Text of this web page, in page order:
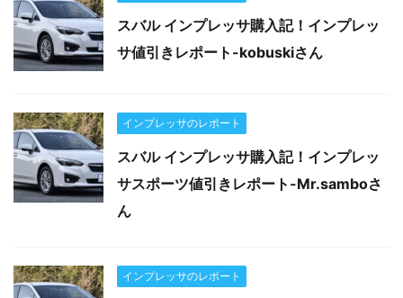
スバル インプレッサ購入記！インプレッ
サ値引きレポート-kobuskiさん
インプレッサのレポート
スバル インプレッサ購入記！インプレッ
サスポーツ値引きレポート-Mr.samboさ
ん
インプレッサのレポート